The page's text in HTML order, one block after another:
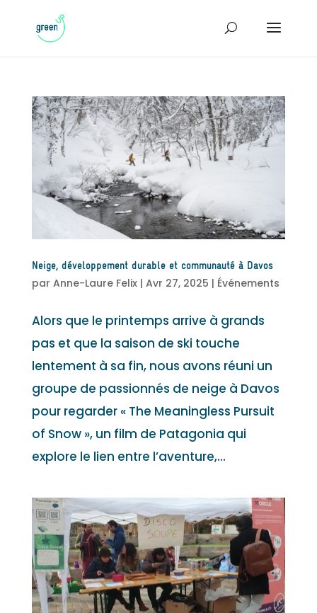
Neige, développement durable et communauté à Davos
par Anne-Laure Felix| Avr 27, 2025 | Événements
Alors que le printemps arrive à grands
pas et que la saison de ski touche
lentement à sa fin, nous avons réuni un
groupe de passionnés de neige à Davos
pour regarder « The Meaningless Pursuit
of Snow », un film de Patagonia qui
explore le lien entre l’aventure,...